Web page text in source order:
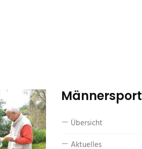
Männersport
Übersicht
Aktuelles